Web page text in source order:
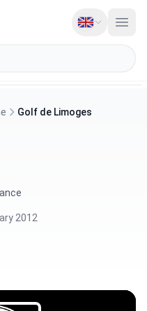
Golf de Limoges
2012